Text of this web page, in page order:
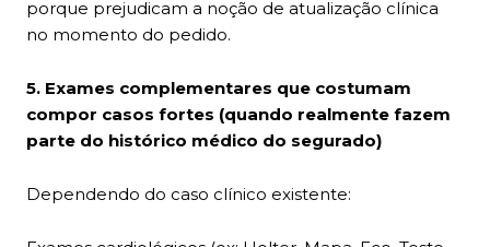
porque prejudicam a noção de atualização clínica
no momento do pedido.
5. Exames complementares que costumam
compor casos fortes (quando realmente fazem
parte do histórico médico do segurado)
Dependendo do caso clínico existente: